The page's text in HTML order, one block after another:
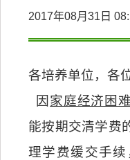
2017年08月31
各培养单位，各
因 家庭经济困难
能按期交清学费
理学费缓交手